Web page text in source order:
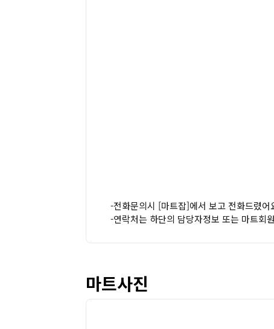
-전화문의시 [마트잡]에서 보고 전화드렸
-연락처는 하단의 담당자정보 또는 마트회
마트사진